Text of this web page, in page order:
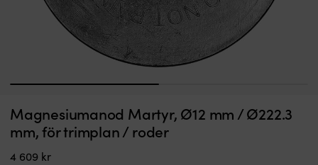
Magnesiumanod Martyr, Ø12 mm / Ø222.3
mm, för trimplan / roder
4 609 kr